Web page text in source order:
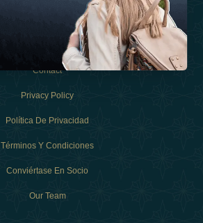
Contact
Privacy Policy
Política De Privacidad
Términos Y Condiciones
Conviértase En Socio
Our Team